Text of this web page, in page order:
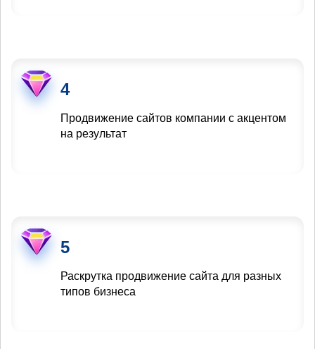
4
Продвижение сайтов компании с акцентом
на результат
5
Раскрутка продвижение сайта для разных
типов бизнеса